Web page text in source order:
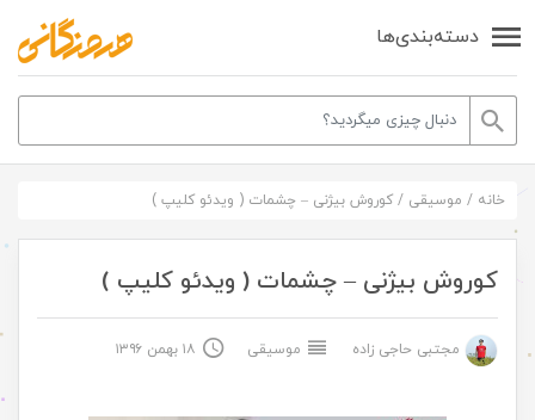
دسته‌بندی‌ها
خانه / موسیقی / کوروش بیژنی – چشمات ( ویدئو کلیپ )
کوروش بیژنی – چشمات ( ویدئو کلیپ )
مجتبی حاجی زاده موسیقی ۱۸ بهمن ۱۳۹۶